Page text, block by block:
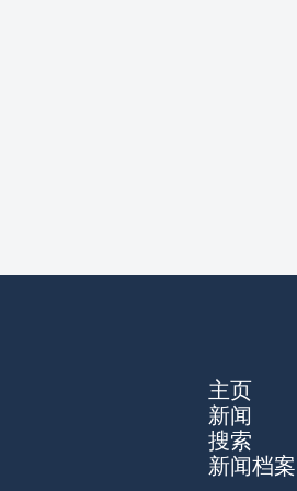
主页
新闻
搜索
新闻档案